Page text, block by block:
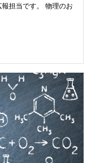
担当です。 物理のお